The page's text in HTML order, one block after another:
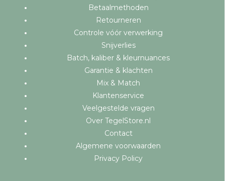
Betaalmethoden
Retourneren
Controle vóór verwerking
Snijverlies
Batch, kaliber & kleurnuances
Garantie & klachten
Mix & Match
Klantenservice
Veelgestelde vragen
Over TegelStore.nl
Contact
Algemene voorwaarden
Privacy Policy